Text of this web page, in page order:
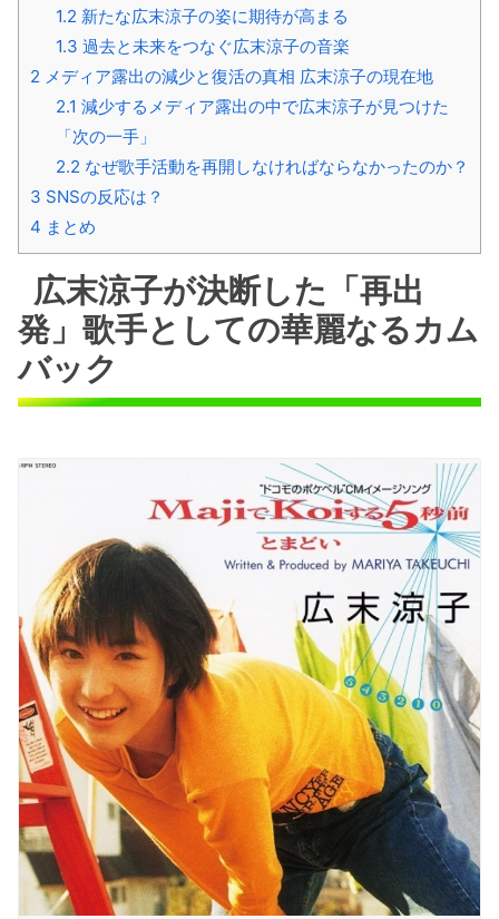
1.2 新たな広末涼子の姿に期待が高まる
1.3 過去と未来をつなぐ広末涼子の音楽
2 メディア露出の減少と復活の真相 広末涼子の現在地
2.1 減少するメディア露出の中で広末涼子が見つけた
「次の一手」
2.2 なぜ歌手活動を再開しなければならなかったのか？
3 SNSの反応は？
4 まとめ
広末涼子が決断した「再出
発」歌手としての華麗なるカム
バック